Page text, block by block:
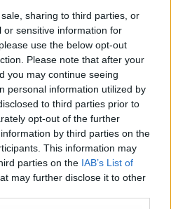
sharing to third parties, or
or sensitive information for
use the below opt-out
Please note that after your
you may continue seeing
personal information utilized by
to third parties prior to
opt-out of the further
by third parties on the
This information may
parties on the IAB’s List of
may further disclose it to other
le nuove tecnologie
persone e
piatto i fondi
con
Dall’altro lato
sull’accessibilità nel
troppe poche
persone con
pagare delle multe.
le nostre città più
più accessibile:
è una realtà dove